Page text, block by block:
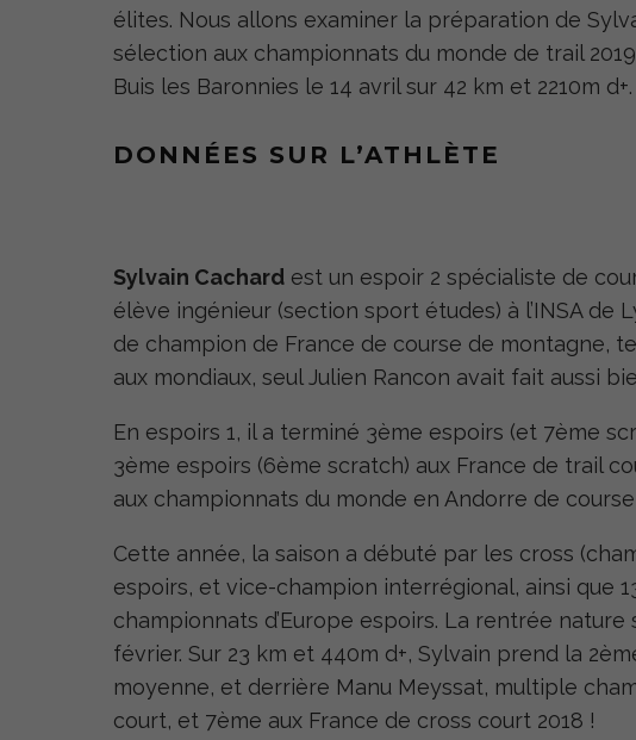
élites. Nous allons examiner la préparation de
sélection aux championnats du monde de trail
Buis les Baronnies le 14 avril sur 42 km et 2210m d+.
DONNÉES SUR L’ATHLÈTE
Sylvain Cachardest un espoir 2 spécialiste de
élève ingénieur (section sport études) à l’INSA de
de champion de France de course de montagne,
aux mondiaux, seul Julien Rancon avait fait aussi
En espoirs 1, il a terminé 3ème espoirs (et 7ème
3ème espoirs (6ème scratch) aux France de trail
aux championnats du monde en Andorre de
Cette année, la saison a débuté par les cross
espoirs, et vice-champion interrégional, ainsi que
championnats d’Europe espoirs. La rentrée nature
février. Sur 23 km et 440m d+, Sylvain prend la 2
moyenne, et derrière Manu Meyssat, multiple
court, et 7ème aux France de cross court 2018 !